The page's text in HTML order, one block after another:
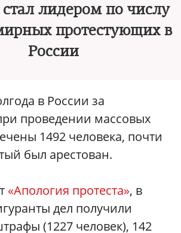
стал лидером по числу
протестующих в
России
в России за
проведении массовых
1492 человека, почти
был арестован.
«Апология протеста», в
дел получили
(1227 человек), 142